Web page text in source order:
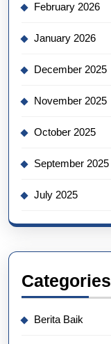
February 2026
January 2026
December 2025
November 2025
October 2025
September 2025
July 2025
Categories
Berita Baik